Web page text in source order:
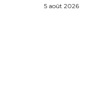
5 août 2026